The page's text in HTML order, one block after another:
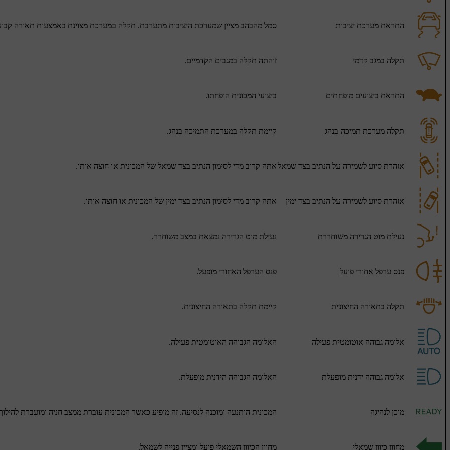
התראת מערכת יציבות סמל מהבהב מציין שמערכת היציבות מתערבת. תקלה במערכת מצוינת באמצעות תאורה
תקלה במגב קדמי זוהתה תקלה במגבים הקדמיים.
התראת ביצועים מופחתים ביצועי המכונית הופחתו.
תקלה מערכת תמיכה בנהג קיימת תקלה במערכת התמיכה בנהג.
אזהרת סיוע לשמירה על הנתיב בצד שמאלאתה קרוב מדי לסימון הנתיב בצד שמאל של המכונית או חוצה אותו.
אזהרת סיוע לשמירה על הנתיב בצד ימין אתה קרוב מדי לסימון הנתיב בצד ימין של המכונית או חוצה אותו.
נעילת מוט הגרירה משוחררת נעילת מוט הגרירה נמצאת במצב משוחרר.
פנס ערפל אחורי פועל פנס הערפל האחורי מופעל.
תקלה בתאורה החיצונית קיימת תקלה בתאורה החיצונית.
אלומה גבוהה אוטומטית פעילה האלומה הגבוהה האוטומטית פעילה.
אלומה גבוהה ידנית מופעלת האלומה הגבוהה הידנית מופעלת.
מוכן לנהיגה המכונית הותנעה ומוכנה לנסיעה. זה מופיע כאשר המכונית עוברת ממצב חניה ומועברת
מחוון כיוון שמאלי מחוון הכיוון השמאלי פועל ומציין פנייה לשמאל.